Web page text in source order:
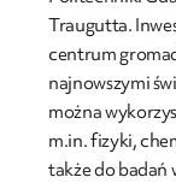
Traugutta.
centrum
najnowszymi
można
m.in. fizyki,
także do badań